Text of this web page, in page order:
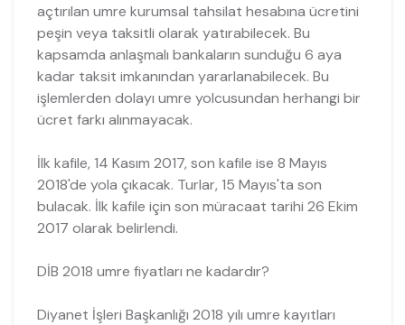
açtırılan umre kurumsal tahsilat hesabına ücretini
peşin veya taksitli olarak yatırabilecek. Bu
kapsamda anlaşmalı bankaların sunduğu 6 aya
kadar taksit imkanından yararlanabilecek. Bu
işlemlerden dolayı umre yolcusundan herhangi bir
ücret farkı alınmayacak.
İlk kafile, 14 Kasım 2017, son kafile ise 8 Mayıs
2018'de yola çıkacak. Turlar, 15 Mayıs'ta son
bulacak. İlk kafile için son müracaat tarihi 26 Ekim
2017 olarak belirlendi.
DİB 2018 umre fiyatları ne kadardır?
Diyanet İşleri Başkanlığı 2018 yılı umre kayıtları